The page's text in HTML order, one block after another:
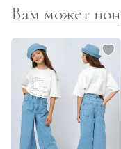
Вам может